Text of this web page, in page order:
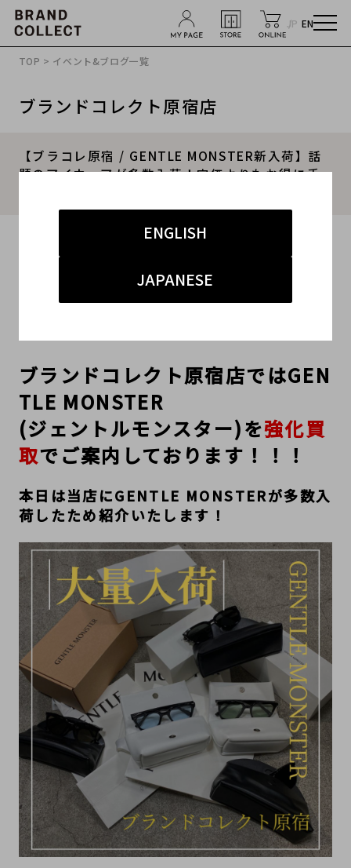
JP EN
ENGLISH
JAPANESE
TOP > イベント&ブログ一覧
ブランドコレクト原宿店
【ブラコレ原宿 / GENTLE MONSTER新入荷】話
題のアイウェアが多数入荷！定価よりもお得に手
#原宿 ストリート
ブランドコレクト原宿店ではGEN
TLE MONSTER
(ジェントルモンスター)を強化買
取でご案内しております！！！
本日は当店にGENTLE MONSTERが多数入
荷したため紹介いたします！